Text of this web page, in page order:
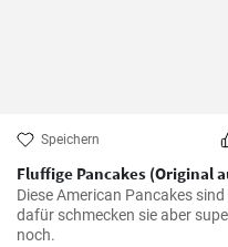
Speichern
Fluffige Pancakes (Original
Diese American Pancakes
dafür schmecken sie aber
noch.